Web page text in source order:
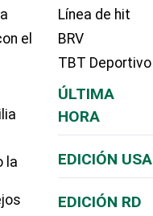
el
la
Línea de hit
BRV
TBT Deportivo
ÚLTIMA
HORA
EDICIÓN USA
EDICIÓN RD